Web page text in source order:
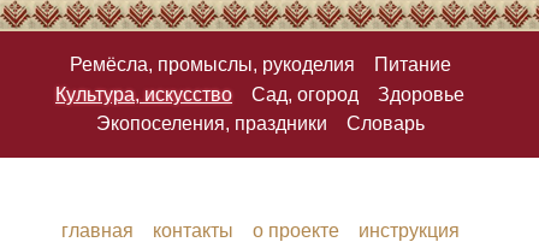
Ремёсла, промыслы, рукоделия
Питание
Культура, искусство
Сад, огород
Здоровье
Экопоселения, праздники
Словарь
главная контакты о проекте инструкция